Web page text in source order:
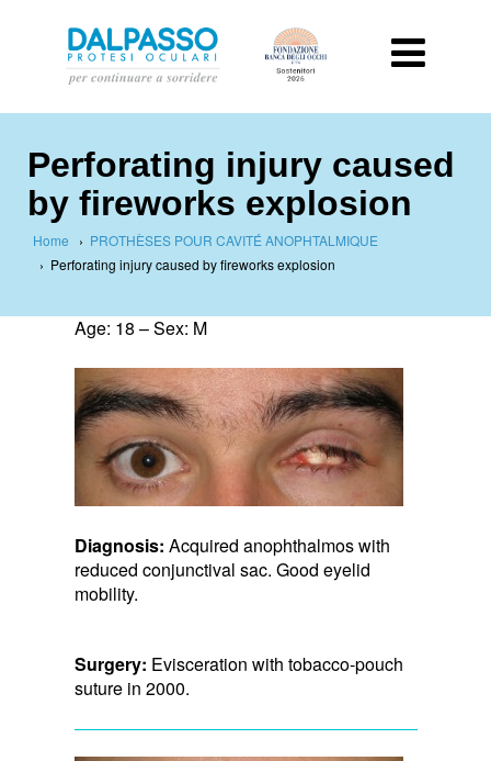
Perforating injury caused
by fireworks explosion
Home › PROTHÈSES POUR CAVITÉ ANOPHTALMIQUE
› Perforating injury caused by fireworks explosion
Age: 18 – Sex: M
Diagnosis: Acquired anophthalmos with
reduced conjunctival sac. Good eyelid
mobility.
Surgery: Evisceration with tobacco-pouch
suture in 2000.